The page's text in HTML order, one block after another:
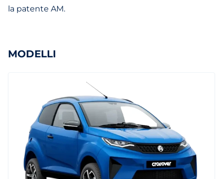
la patente AM.
MODELLI